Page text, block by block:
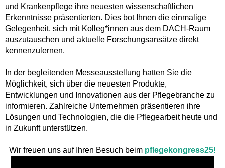
und Krankenpflege ihre neuesten wissenschaftlichen
Erkenntnisse präsentierten. Dies bot Ihnen die einmalige
Gelegenheit, sich mit Kolleg*innen aus dem DACH-Raum
auszutauschen und aktuelle Forschungsansätze direkt
kennenzulernen.
In der begleitenden Messeausstellung hatten Sie die
Möglichkeit, sich über die neuesten Produkte,
Entwicklungen und Innovationen aus der Pflegebranche zu
informieren. Zahlreiche Unternehmen präsentieren ihre
Lösungen und Technologien, die die Pflegearbeit heute und
in Zukunft unterstützen.
Wir freuen uns auf Ihren Besuch beim pflegekongress25!